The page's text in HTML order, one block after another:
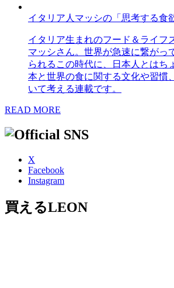
イタリア人マッシの「思考する食
イタリア生まれのフード＆ライフ
マッシさん。世界が急速に繋がっ
られるこの時代に、日本人とはち
本と世界の食に関する文化や習慣
いて考える連載です。
READ MORE
X
Facebook
Instagram
買えるLEON